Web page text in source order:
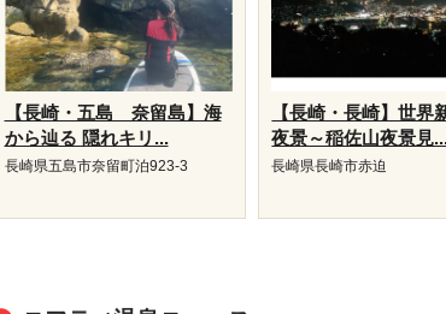
【長崎・五島 奈留島】海
から辿る 隠れキリ...
長崎県五島市奈留町泊923-3
【長崎・長崎】世界
夜景～稲佐山夜景見
長崎県長崎市赤迫